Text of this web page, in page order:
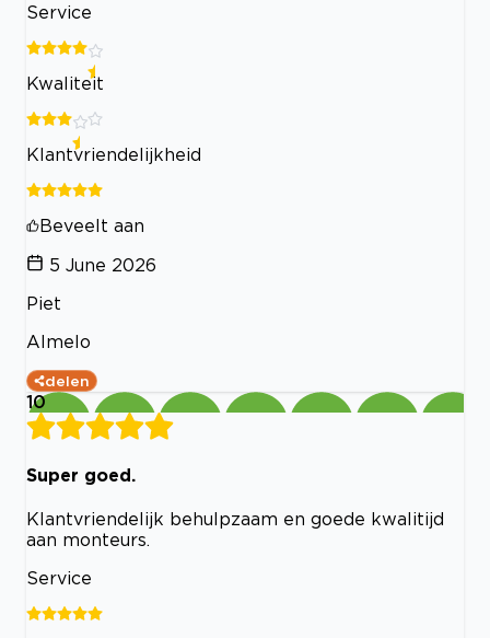
Service
Kwaliteit
Klantvriendelijkheid
Beveelt aan
5 June 2026
Piet
Almelo
delen
10
Super goed.
Klantvriendelijk behulpzaam en goede kwalitijd
aan monteurs.
Service